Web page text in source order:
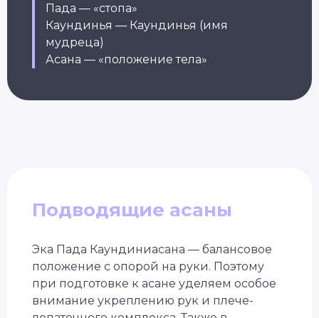
Пада — «стопа»
Каундинья — Каундинья (имя
мудреца)
Асана — «положение тела»
Подводящие асаны
Эка Пада Каундиниасана — балансовое
положение с опорой на руки. Поэтому
при подготовке к асане уделяем особое
внимание укреплению рук и плече-